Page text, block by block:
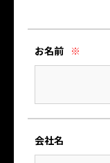
お名前 ※
会社名